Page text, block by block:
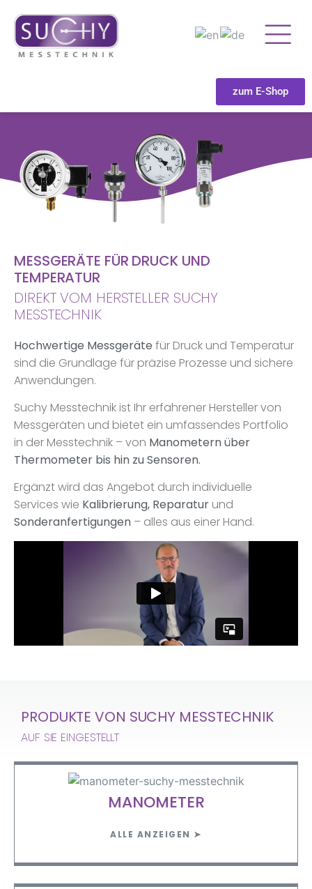
zum E-Shop
MESSGERÄTE FÜR DRUCK UND
TEMPERATUR
DIREKT VOM HERSTELLER SUCHY
MESSTECHNIK
Hochwertige Messgeräte für Druck und Temperatur
sind die Grundlage für präzise Prozesse und sichere
Anwendungen.
Suchy Messtechnik ist Ihr erfahrener Hersteller von
Messgeräten und bietet ein umfassendes Portfolio
in der Messtechnik – von Manometern über
Thermometer bis hin zu Sensoren.
Ergänzt wird das Angebot durch individuelle
Services wie Kalibrierung, Reparatur und
Sonderanfertigungen – alles aus einer Hand.
PRODUKTE VON SUCHY MESSTECHNIK
AUF SIE EINGESTELLT
MANOMETER
ALLE ANZEIGEN ➤